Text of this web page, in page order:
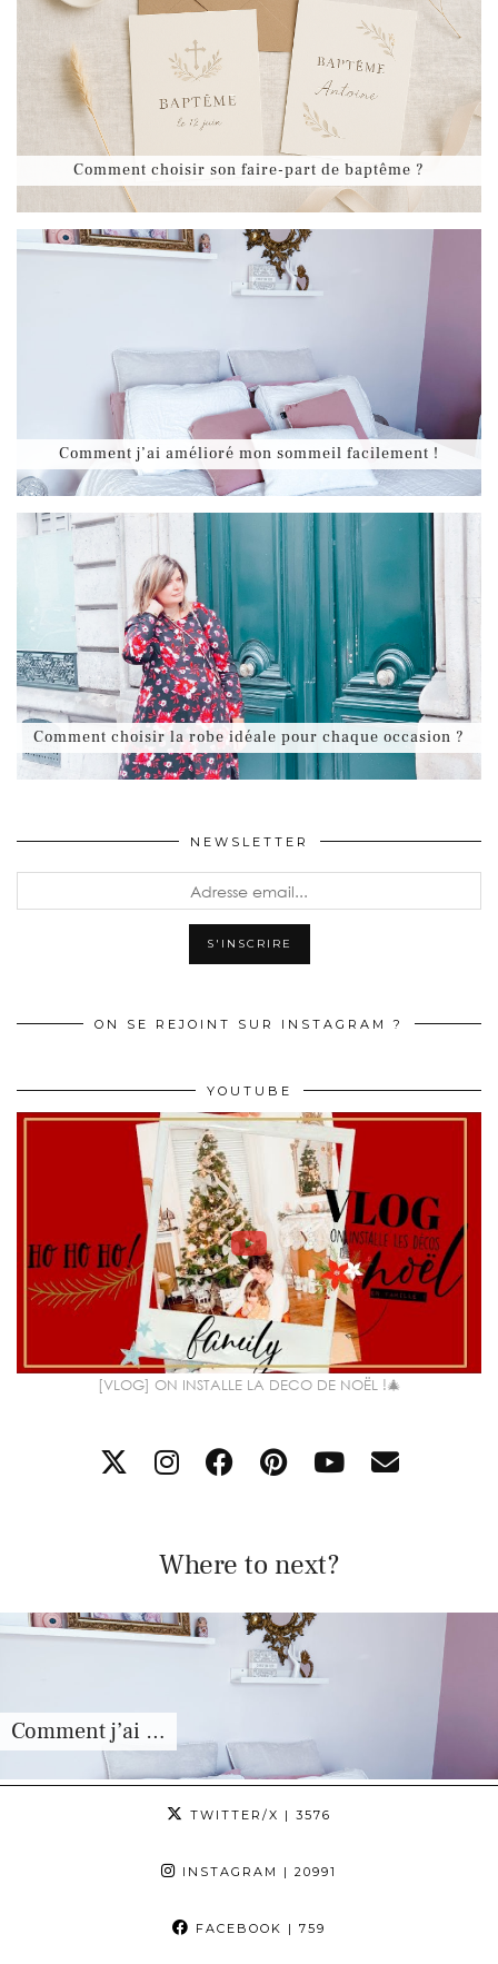
Comment choisir son faire-part de baptême ?
Comment j’ai amélioré mon sommeil facilement !
Comment choisir la robe idéale pour chaque occasion ?
NEWSLETTER
ON SE REJOINT SUR INSTAGRAM ?
YOUTUBE
[VLOG] ON INSTALLE LA DECO DE NOËL !🎄
Where to next?
Comment j’ai …
TWITTER/X | 3576
INSTAGRAM | 20991
FACEBOOK | 759